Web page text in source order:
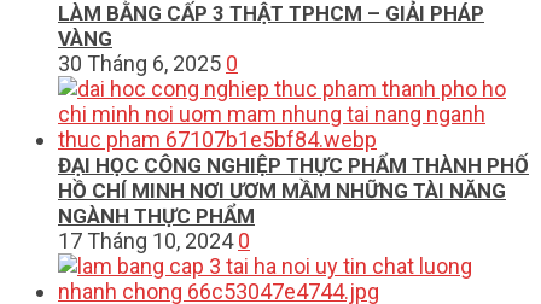
LÀM BẰNG CẤP 3 THẬT TPHCM – GIẢI PHÁP
VÀNG
30 Tháng 6, 2025 0
ĐẠI HỌC CÔNG NGHIỆP THỰC PHẨM THÀNH PHỐ
HỒ CHÍ MINH NƠI ƯƠM MẦM NHỮNG TÀI NĂNG
NGÀNH THỰC PHẨM
17 Tháng 10, 2024 0